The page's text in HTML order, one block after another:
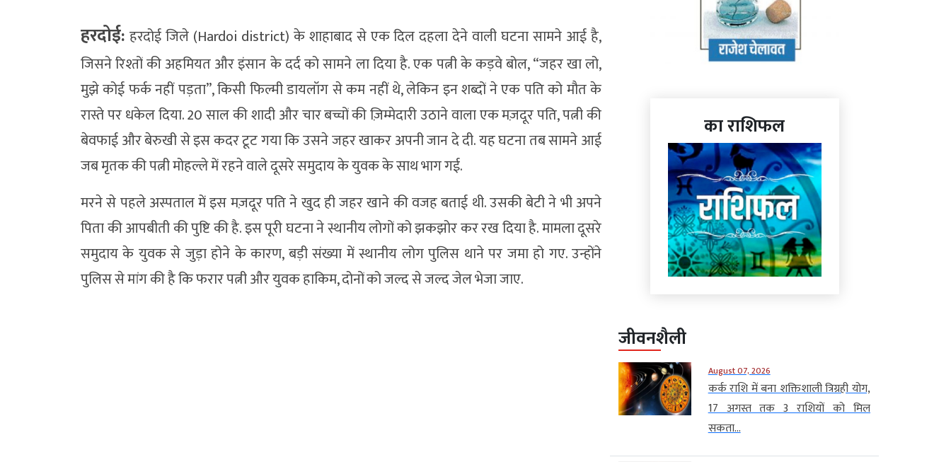
हरदोई: हरदोई जिले (Hardoi district) के शाहाबाद से एक दिल दहला देने वाली घटना सामने आई है,
जिसने रिश्तों की अहमियत और इंसान के दर्द को सामने ला दिया है. एक पत्नी के कड़वे बोल, “जहर खा लो,
मुझे कोई फर्क नहीं पड़ता”, किसी फिल्मी डायलॉग से कम नहीं थे, लेकिन इन शब्दों ने एक पति को मौत के
रास्ते पर धकेल दिया. 20 साल की शादी और चार बच्चों की ज़िम्मेदारी उठाने वाला एक मज़दूर पति, पत्नी की
बेवफाई और बेरुखी से इस कदर टूट गया कि उसने जहर खाकर अपनी जान दे दी. यह घटना तब सामने आई
जब मृतक की पत्नी मोहल्ले में रहने वाले दूसरे समुदाय के युवक के साथ भाग गई.
मरने से पहले अस्पताल में इस मज़दूर पति ने खुद ही जहर खाने की वजह बताई थी. उसकी बेटी ने भी अपने
पिता की आपबीती की पुष्टि की है. इस पूरी घटना ने स्थानीय लोगों को झकझोर कर रख दिया है. मामला दूसरे
समुदाय के युवक से जुड़ा होने के कारण, बड़ी संख्या में स्थानीय लोग पुलिस थाने पर जमा हो गए. उन्होंने
पुलिस से मांग की है कि फरार पत्नी और युवक हाकिम, दोनों को जल्द से जल्द जेल भेजा जाए.
का राशिफल
जीवनशैली
August 07, 2026
कर्क राशि में बना शक्तिशाली त्रिग्रही योग,
17 अगस्त तक 3 राशियों को मिल
सकता...